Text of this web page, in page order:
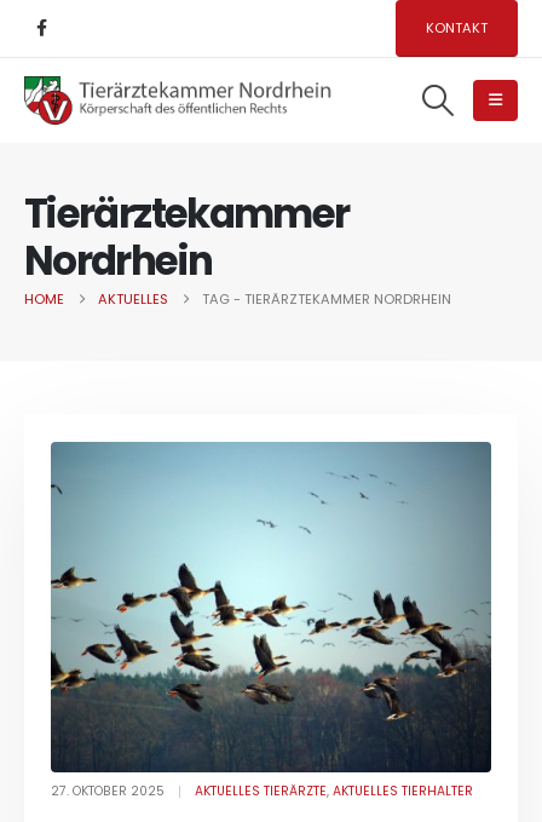
KONTAKT
Tierärztekammer
Nordrhein
HOME AKTUELLES TAG - TIERÄRZTEKAMMER NORDRHEIN
27. OKTOBER 2025 AKTUELLES TIERÄRZTE,AKTUELLES TIERHALTER